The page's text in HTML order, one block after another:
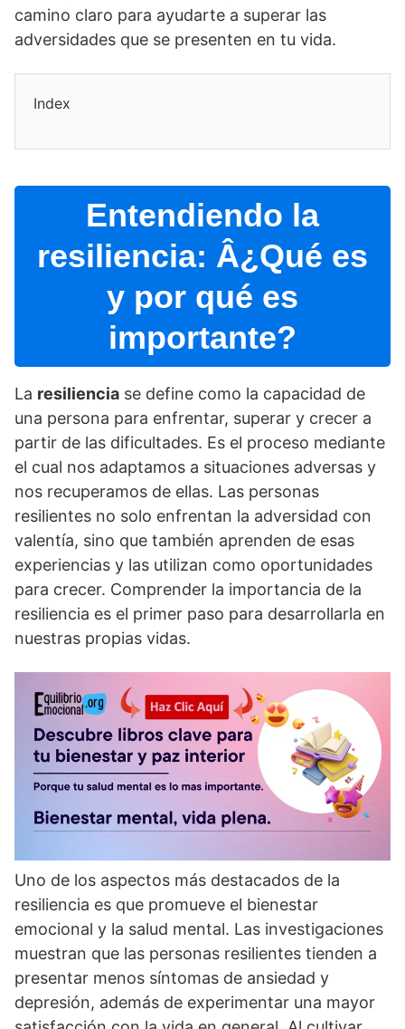
camino claro para ayudarte a superar las
adversidades que se presenten en tu vida.
Index
Entendiendo la
resiliencia: Â¿Qué es
y por qué es
importante?
La resiliencia se define como la capacidad de
una persona para enfrentar, superar y crecer a
partir de las dificultades. Es el proceso mediante
el cual nos adaptamos a situaciones adversas y
nos recuperamos de ellas. Las personas
resilientes no solo enfrentan la adversidad con
valentí­a, sino que también aprenden de esas
experiencias y las utilizan como oportunidades
para crecer. Comprender la importancia de la
resiliencia es el primer paso para desarrollarla en
nuestras propias vidas.
Uno de los aspectos más destacados de la
resiliencia es que promueve el bienestar
emocional y la salud mental. Las investigaciones
muestran que las personas resilientes tienden a
presentar menos sí­ntomas de ansiedad y
depresión, además de experimentar una mayor